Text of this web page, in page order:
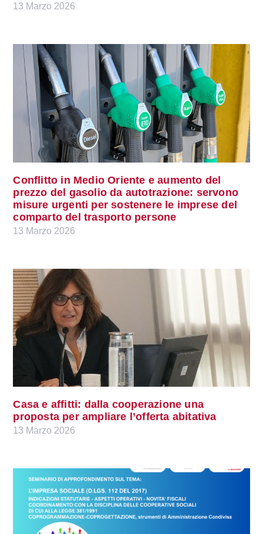
13 Marzo 2026
Conflitto in Medio Oriente e aumento del
prezzo del gasolio da autotrazione: servono
misure urgenti per sostenere le imprese del
comparto del trasporto persone
13 Marzo 2026
Casa e affitti: dalla cooperazione una
proposta per ampliare l’offerta abitativa
13 Marzo 2026